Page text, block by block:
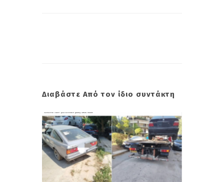
Διαβάστε Από τον ίδιο συντάκτη